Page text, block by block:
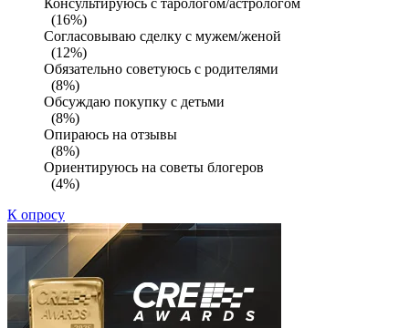
(16%)
Согласовываю сделку с мужем/женой
(12%)
Обязательно советуюсь с родителями
(8%)
Обсуждаю покупку с детьми
(8%)
Опираюсь на отзывы
(8%)
Ориентируюсь на советы блогеров
(4%)
К опросу